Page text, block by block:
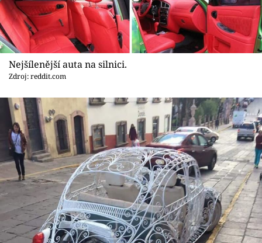
Nejšílenější auta na silnici.
Zdroj: reddit.com